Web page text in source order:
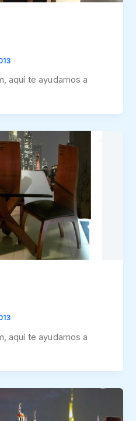
aquí te ayudamos a
aquí te ayudamos a